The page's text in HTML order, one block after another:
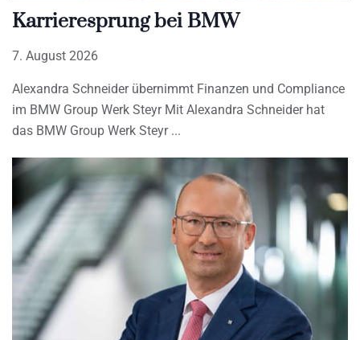
Karrieresprung bei BMW
7. August 2026
Alexandra Schneider übernimmt Finanzen und Compliance
im BMW Group Werk Steyr Mit Alexandra Schneider hat
das BMW Group Werk Steyr